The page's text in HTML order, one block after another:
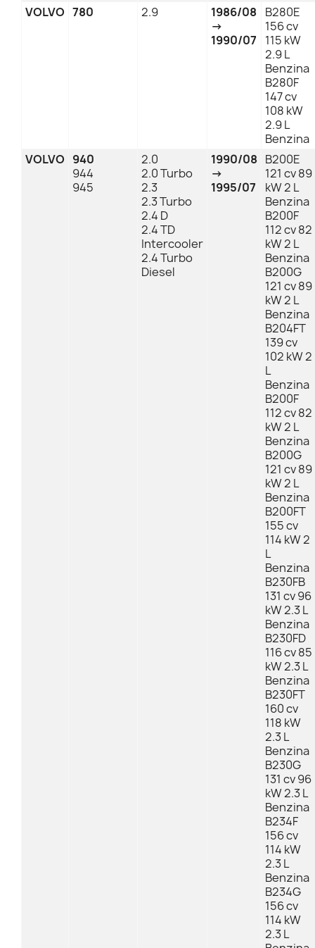
VOLVO 780 2.9
1986/08
→
1990/07
B280E
156 cv
115 kW
2.9 L
Benzina
B280F
147 cv
108 kW
2.9 L
Benzina
VOLVO 940
944
945
2.0
2.0 Turbo
2.3
2.3 Turbo
2.4 D
2.4 TD
Intercooler
2.4 Turbo
Diesel
1990/08
→
1995/07
B200E
121 cv 89
kW 2 L
Benzina
B200F
112 cv 82
kW 2 L
Benzina
B200G
121 cv 89
kW 2 L
Benzina
B204FT
139 cv
102 kW 2
L
Benzina
B200F
112 cv 82
kW 2 L
Benzina
B200G
121 cv 89
kW 2 L
Benzina
B200FT
155 cv
114 kW 2
L
Benzina
B230FB
131 cv 96
kW 2.3 L
Benzina
B230FD
116 cv 85
kW 2.3 L
Benzina
B230FT
160 cv
118 kW
2.3 L
Benzina
B230G
131 cv 96
kW 2.3 L
Benzina
B234F
156 cv
114 kW
2.3 L
Benzina
B234G
156 cv
114 kW
2.3 L